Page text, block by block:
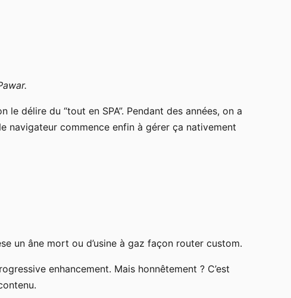
.
délire du “tout en SPA”. Pendant des années, on a
navigateur commence enfin à gérer ça nativement
un âne mort ou d’usine à gaz façon router custom.
enhancement. Mais honnêtement ? C’est